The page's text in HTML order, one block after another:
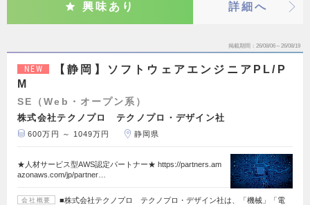
興味あり 詳細へ
掲載期間 26/08/06～26/08/19
NEW
【静岡】ソフトウェアエンジニアPL/P
M
SE（Web・オープン系）
株式会社テクノプロ テクノプロ・デザイン社
600万円 ～ 1049万円 静岡県
★人材サービス型AWS認定パートナー★ https://partners.am
azonaws.com/jp/partner…
会社概要
■株式会社テクノプロ テクノプロ・デザイン社は、「機械」「電